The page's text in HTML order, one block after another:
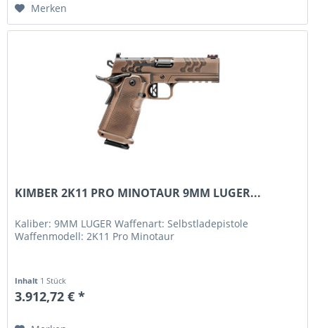
Merken
KIMBER 2K11 PRO MINOTAUR 9MM LUGER...
Kaliber: 9MM LUGER Waffenart: Selbstladepistole
Waffenmodell: 2K11 Pro Minotaur
Inhalt 1 Stück
3.912,72 € *